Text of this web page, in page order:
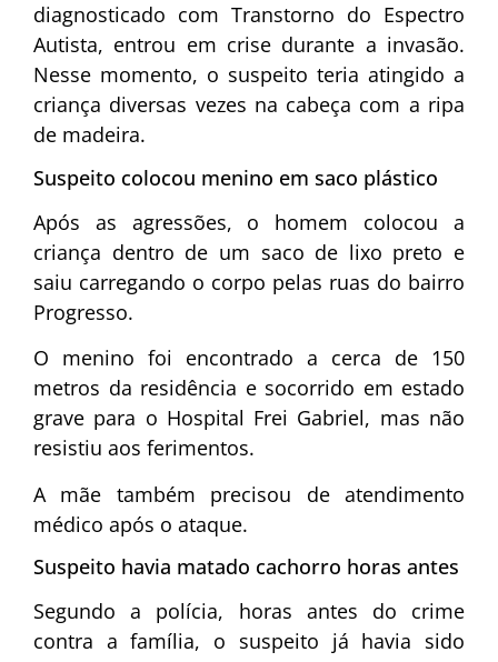
diagnosticado com Transtorno do Espectro
Autista, entrou em crise durante a invasão.
Nesse momento, o suspeito teria atingido a
criança diversas vezes na cabeça com a ripa
de madeira.
Suspeito colocou menino em saco plástico
Após as agressões, o homem colocou a
criança dentro de um saco de lixo preto e
saiu carregando o corpo pelas ruas do bairro
Progresso.
O menino foi encontrado a cerca de 150
metros da residência e socorrido em estado
grave para o Hospital Frei Gabriel, mas não
resistiu aos ferimentos.
A mãe também precisou de atendimento
médico após o ataque.
Suspeito havia matado cachorro horas antes
Segundo a polícia, horas antes do crime
contra a família, o suspeito já havia sido